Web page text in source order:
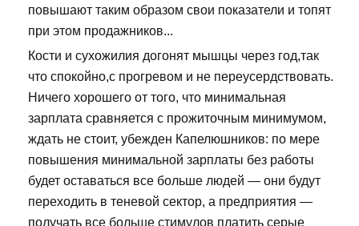
повышают таким образом свои показатели и топят
при этом продажников...
Кости и сухожилия догонят мышцы через год,так
что спокойно,с прогревом и не переусердствовать.
Ничего хорошего от того, что минимальная
зарплата сравняется с прожиточным минимумом,
ждать не стоит, убежден Капелюшников: по мере
повышения минимальной зарплаты без работы
будет оставаться все больше людей — они будут
переходить в теневой сектор, а предприятия —
получать все больше стимулов платить серые